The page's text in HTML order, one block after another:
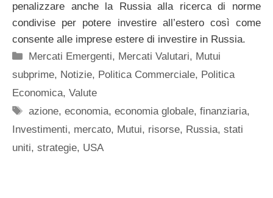
penalizzare anche la Russia alla ricerca di norme
condivise per potere investire all’estero così come
consente alle imprese estere di investire in Russia.
Categorie
Mercati Emergenti, Mercati Valutari, Mutui
subprime, Notizie, Politica Commerciale, Politica
Economica, Valute
Tag
azione,economia,economia globale,finanziaria,
Investimenti, mercato, Mutui, risorse, Russia, stati
uniti, strategie, USA